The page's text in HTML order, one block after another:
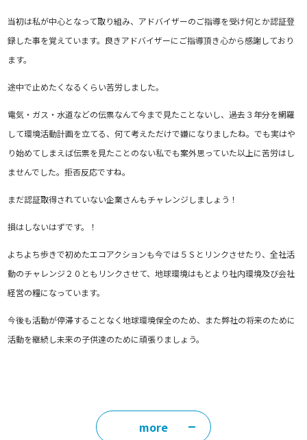
当初は私が中心となって取り組み、アドバイザーのご指導を受け何とか認証登
録した事を覚えています。良きアドバイザーにご指導頂き心から感謝しており
ます。
途中で止めたくなるくらい苦労しました。
電気・ガス・水道などの伝票なんて今まで見たことないし、過去３年分を網羅
して環境活動計画を立てる、何て考えただけで嫌になりましたね。でも実はや
り始めてしまえば伝票を見たことのない私でも案外思っていた以上に苦労はし
ませんでした。拒否反応ですね。
まだ認証取得されていない企業さんもチャレンジしましょう！
損はしないはずです。！
よちよち歩きで初めたエコアクションも今では５Ｓとリンクさせたり、全社活
動のチャレンジ２０ともリンクさせて、地球環境はもとより社内環境及び会社
経営の糧になっています。
今後も活動が停滞することなく地球環境保全のため、また弊社の将来のために
活動を継続し未来の子供達のために頑張りましょう。
more